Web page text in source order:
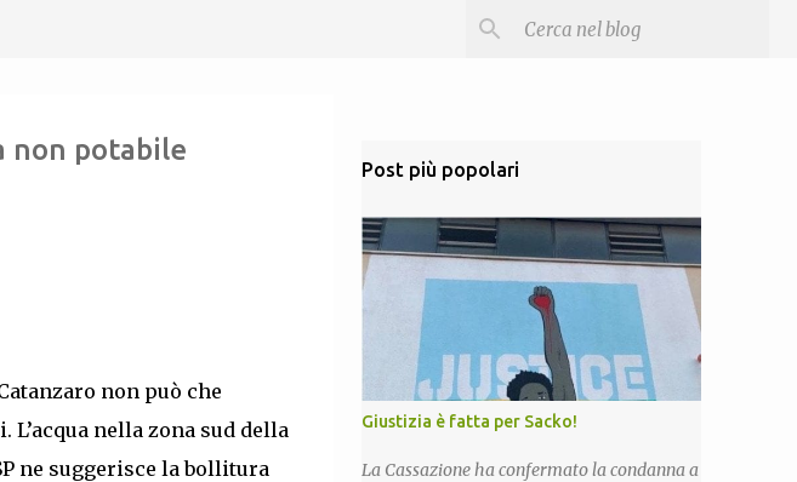
non potabile
non può che
nella zona sud della
ne suggerisce la bollitura
Post più popolari
Giustizia è fatta per Sacko!
La Cassazione ha confermato la condanna a